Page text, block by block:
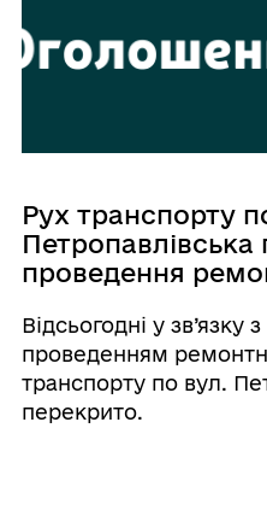
Рух транспорту
Петропавлівська
проведення
Відсьогодні у зв’язку
проведенням
транспорту по вул.
перекрито.